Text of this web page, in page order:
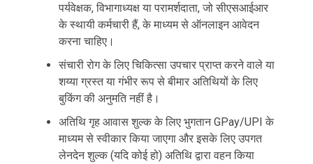
पर्यवेक्षक, विभागाध्यक्ष या परामर्शदाता, जो सीएसआईआर
के स्थायी कर्मचारी हैं, के माध्यम से ऑनलाइन आवेदन
करना चाहिए।
संचारी रोग के लिए चिकित्सा उपचार प्राप्त करने वाले या
शय्या ग्रस्त या गंभीर रूप से बीमार अतिथियों के लिए
बुकिंग की अनुमति नहीं है।
अतिथि गृह आवास शुल्क के लिए भुगतान GPay/UPI के
माध्यम से स्वीकार किया जाएगा और इसके लिए उपगत
लेनदेन शुल्क (यदि कोई हो) अतिथि द्वारा वहन किया